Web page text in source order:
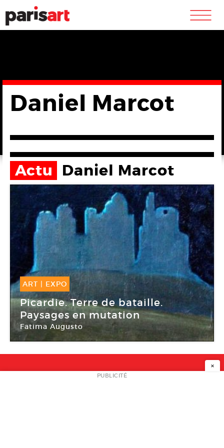
m
Daniel Marcot
Actu Daniel Marcot
ART | EXPO
18 Déc -27 Déc 2015
Picardie. Terre de bataille.
Paysages en mutation
Fatima Augusto
Le 6b
NEWSLETTER
×
PUBLICITÉ